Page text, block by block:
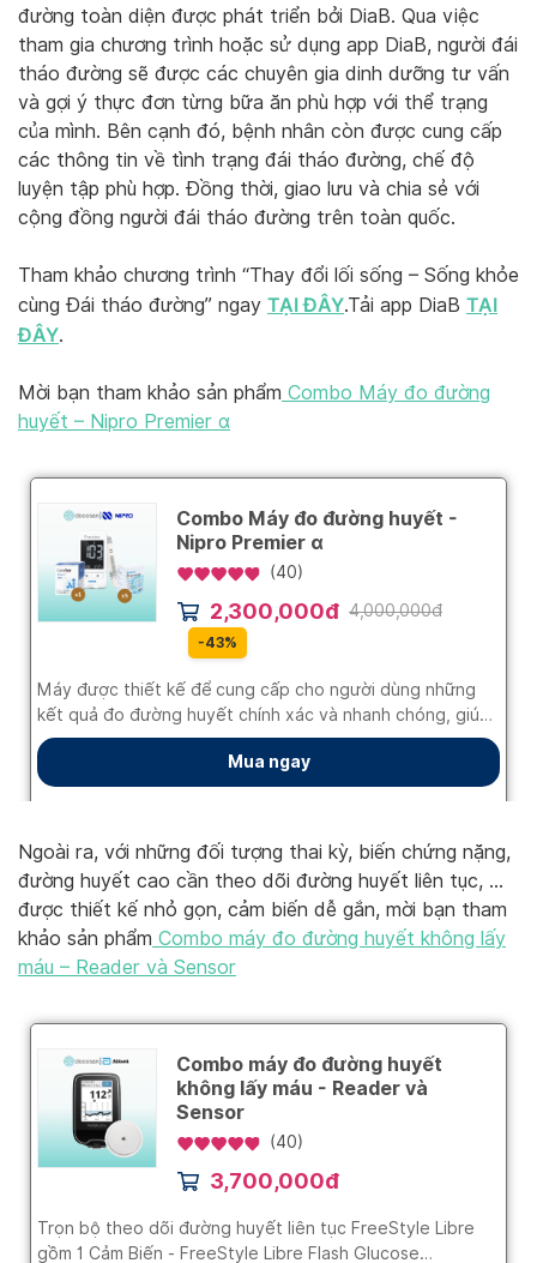
đường toàn diện được phát triển bởi DiaB. Qua việc
tham gia chương trình hoặc sử dụng app DiaB, người đái
tháo đường sẽ được các chuyên gia dinh dưỡng tư vấn
và gợi ý thực đơn từng bữa ăn phù hợp với thể trạng
của mình. Bên cạnh đó, bệnh nhân còn được cung cấp
các thông tin về tình trạng đái tháo đường, chế độ
luyện tập phù hợp. Đồng thời, giao lưu và chia sẻ với
cộng đồng người đái tháo đường trên toàn quốc.
Tham khảo chương trình “Thay đổi lối sống – Sống khỏe
cùng Đái tháo đường” ngay TẠI ĐÂY.Tải app DiaB TẠI
ĐÂY.
Mời bạn tham khảo sản phẩm Combo Máy đo đường
huyết – Nipro Premier α
Ngoài ra, với những đối tượng thai kỳ, biến chứng nặng,
đường huyết cao cần theo dõi đường huyết liên tục, …
được thiết kế nhỏ gọn, cảm biến dễ gắn, mời bạn tham
khảo sản phẩm Combo máy đo đường huyết không lấy
máu – Reader và Sensor